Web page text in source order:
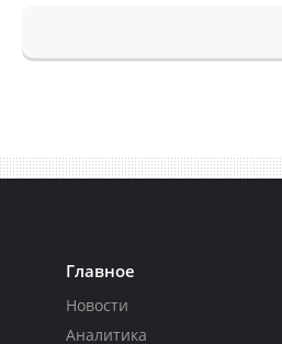
Главное
Новости
Аналитика